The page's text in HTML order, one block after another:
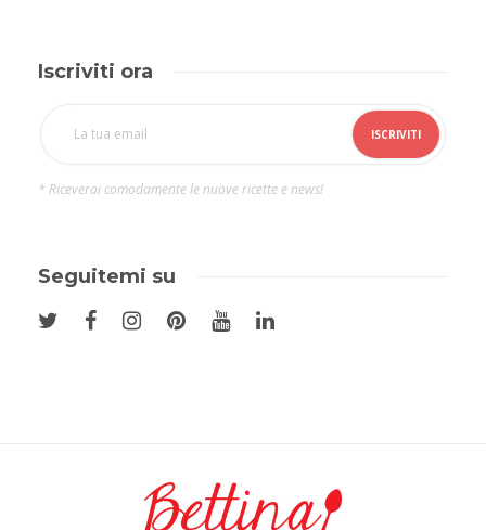
Iscriviti ora
* Riceverai comodamente le nuove ricette e news!
Seguitemi su